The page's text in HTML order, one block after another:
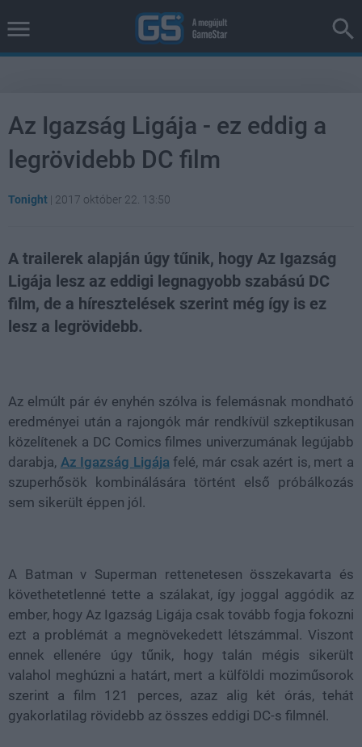
Az Igazság Ligája - ez eddig a
legrövidebb DC film
Tonight | 2017 október 22. 13:50
A trailerek alapján úgy tűnik, hogy Az Igazság
Ligája lesz az eddigi legnagyobb szabású DC
film, de a híresztelések szerint még így is ez
lesz a legrövidebb.
Az elmúlt pár év enyhén szólva is felemásnak mondható
eredményei után a rajongók már rendkívül szkeptikusan
közelítenek a DC Comics filmes univerzumának legújabb
darabja, Az Igazság Ligája felé, már csak azért is, mert a
szuperhősök kombinálására történt első próbálkozás
sem sikerült éppen jól.
A Batman v Superman rettenetesen összekavarta és
követhetetlenné tette a szálakat, így joggal aggódik az
ember, hogy Az Igazság Ligája csak tovább fogja fokozni
ezt a problémát a megnövekedett létszámmal. Viszont
ennek ellenére úgy tűnik, hogy talán mégis sikerült
valahol meghúzni a határt, mert a külföldi moziműsorok
szerint a film 121 perces, azaz alig két órás, tehát
gyakorlatilag rövidebb az összes eddigi DC-s filmnél.